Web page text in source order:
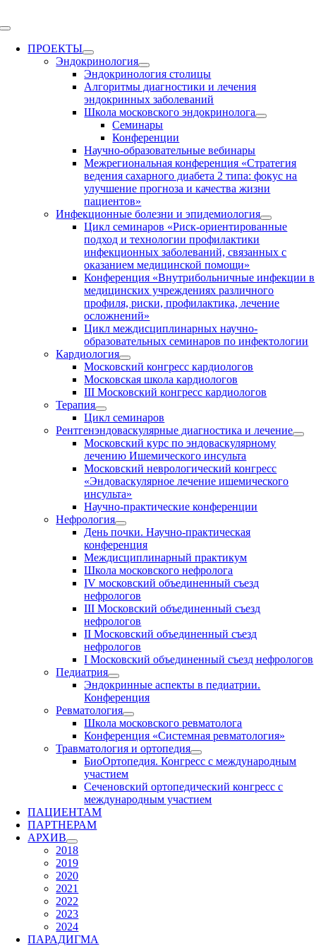
to
Toggle
NavigationПРОЕКТЫ
Эндокринология
Эндокринология столицы
Алгоритмы диагностики и лечения
эндокринных заболеваний
Школа московского эндокринолога
Семинары
Конференции
Научно-образовательные вебинары
Межрегиональная конференция «Стратегия
ведения сахарного диабета 2 типа: фокус на
улучшение прогноза и качества жизни
пациентов»
Инфекционные болезни и эпидемиология
Цикл семинаров «Риск-ориентированные
подход и технологии профилактики
инфекционных заболеваний, связанных с
оказанием медицинской помощи»
Конференция «Внутрибольничные инфекции в
медицинских учреждениях различного
профиля, риски, профилактика, лечение
осложнений»
Цикл междисциплинарных научно-
образовательных семинаров по инфектологии
Кардиология
Московский конгресс кардиологов
Московская школа кардиологов
III Московский конгресс кардиологов
Терапия
Цикл семинаров
Рентгенэндоваскулярные диагностика и лечение
Московский курс по эндоваскулярному
лечению Ишемического инсульта
Московский неврологический конгресс
«Эндоваскулярное лечение ишемического
инсульта»
Научно-практические конференции
Нефрология
День почки. Научно-практическая
конференция
Междисциплинарный практикум
Школа московского нефролога
IV московский объединенный съезд
нефрологов
III Московский объединенный съезд
нефрологов
II Московский объединенный съезд
нефрологов
I Московский объединенный съезд нефрологов
Педиатрия
Эндокринные аспекты в педиатрии.
Конференция
Ревматология
Школа московского ревматолога
Конференция «Системная ревматология»
Травматология и ортопедия
БиоОртопедия. Конгресс с международным
участием
Сеченовский ортопедический конгресс с
международным участием
ПАЦИЕНТАМ
ПАРТНЕРАМ
АРХИВ
2018
2019
2020
2021
2022
2023
2024
ПАРАДИГМА